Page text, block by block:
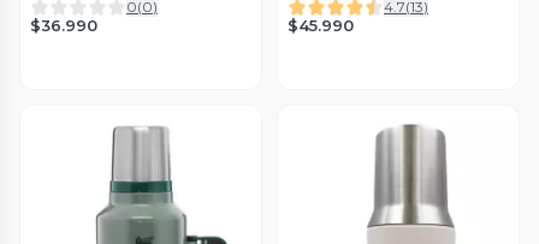
0(0)
$36.990
4.7(13)
$45.990